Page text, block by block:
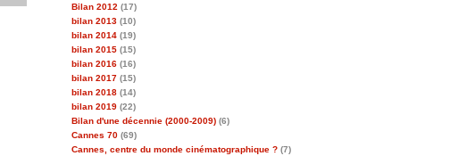
Bilan 2012 (17)
bilan 2013 (10)
bilan 2014 (19)
bilan 2015 (15)
bilan 2016 (16)
bilan 2017 (15)
bilan 2018 (14)
bilan 2019 (22)
Bilan d'une décennie (2000-2009) (6)
Cannes 70 (69)
Cannes, centre du monde cinématographique ? (7)